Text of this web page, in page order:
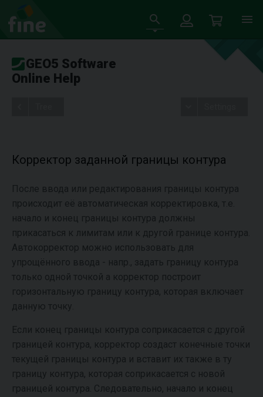
GEO5 Software
Online Help
Корректор заданной границы контура
После ввода или редактирования границы контура
происходит её автоматическая корректировка, т.е.
начало и конец границы контура должны
прикасаться к лимитам или к другой границе контура.
Автокорректор можно использовать для
упрощённого ввода - напр., задать границу контура
только одной точкой а корректор построит
горизонтальную границу контура, которая включает
данную точку.
Если конец границы контура соприкасается с другой
границей контура, корректор создаст конечные точки
текущей границы контура и вставит их также в ту
границу контура, которая соприкасается с новой
границей контура. Следовательно, начало и конец